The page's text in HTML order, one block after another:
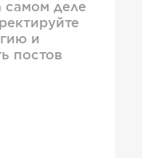
самом деле
и
постов